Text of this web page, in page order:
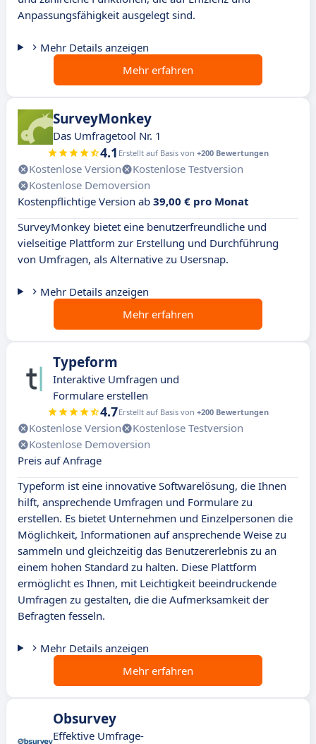
Anpassungsfähigkeit ausgelegt sind.
Mehr Details anzeigen
Mehr erfahren
SurveyMonkey
Das Umfragetool Nr. 1
4.1 Erstellt auf Basis von +200 Bewertungen
Kostenlose Version
Kostenlose Testversion
Kostenlose Demoversion
Kostenpflichtige Version ab 39,00 € pro Monat
SurveyMonkey bietet eine benutzerfreundliche und
vielseitige Plattform zur Erstellung und Durchführung
von Umfragen, als Alternative zu Usersnap.
Mehr Details anzeigen
Mehr erfahren
Typeform
Interaktive Umfragen und
Formulare erstellen
4.7Erstellt auf Basis von +200 Bewertungen
Kostenlose Version
Kostenlose Testversion
Kostenlose Demoversion
Preis auf Anfrage
Typeform ist eine innovative Softwarelösung, die Ihnen
hilft, ansprechende Umfragen und Formulare zu
erstellen. Es bietet Unternehmen und Einzelpersonen die
Möglichkeit, Informationen auf ansprechende Weise zu
sammeln und gleichzeitig das Benutzererlebnis zu an
einem hohen Standard zu halten. Diese Plattform
ermöglicht es Ihnen, mit Leichtigkeit beeindruckende
Umfragen zu gestalten, die die Aufmerksamkeit der
Befragten fesseln.
Mehr Details anzeigen
Mehr erfahren
Obsurvey
Effektive Umfrage-